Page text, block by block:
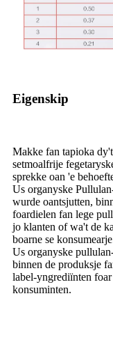
Eigenskip
Makke fan tapioka
setmoalfrije
sprekke oan 'e
Us organyske
wurde oantsjutten,
foardielen fan lege
jo klanten of wa't de
boarne se
Us organyske
binnen de produksje
label-yngrediïnten
konsuminten.